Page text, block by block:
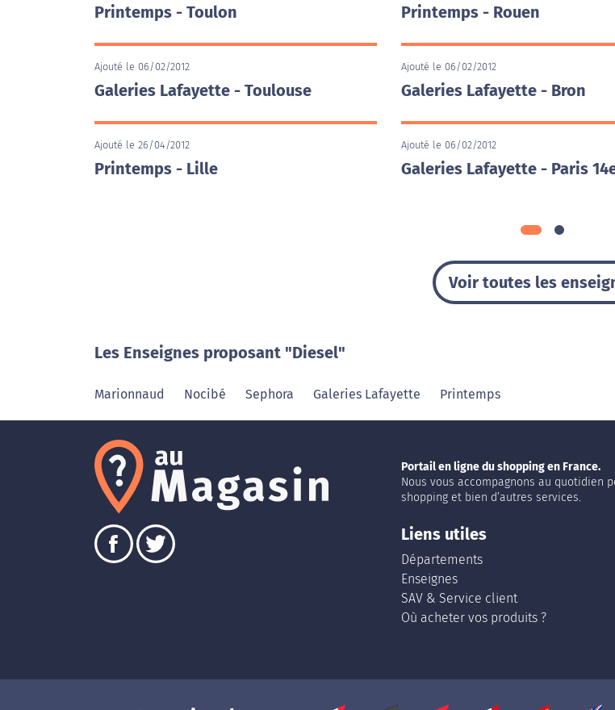
Printemps - Toulon
Ajouté le 06/02/2012
Galeries Lafayette - Toulouse
Ajouté le 26/04/2012
Printemps - Lille
Printemps - Rouen
Ajouté le 06/02/2012
Galeries Lafayette - Bron
Ajouté le 06/02/2012
Galeries Lafayette - Paris
Voir toutes les
Les Enseignes proposant "Diesel"
Marionnaud Nocibé Sephora Galeries Lafayette Printemps
Portail en ligne du shopping en France.
Nous vous accompagnons au quotidien
shopping et bien d’autres services.
Liens utiles
Départements
Enseignes
SAV & Service client
Où acheter vos produits ?